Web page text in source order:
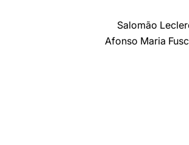
Salomão
Afonso Maria